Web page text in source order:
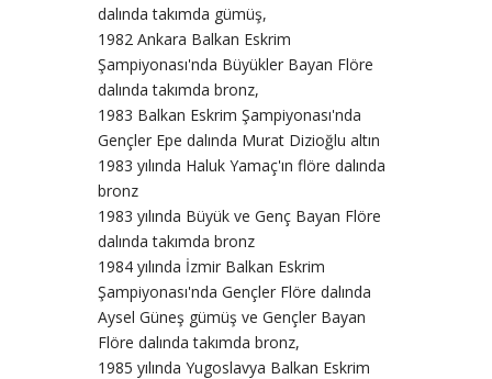
dalında takımda gümüş,
1982 Ankara Balkan Eskrim
Şampiyonası'nda Büyükler Bayan Flöre
dalında takımda bronz,
1983 Balkan Eskrim Şampiyonası'nda
Gençler Epe dalında Murat Dizioğlu altın
1983 yılında Haluk Yamaç'ın flöre dalında
bronz
1983 yılında Büyük ve Genç Bayan Flöre
dalında takımda bronz
1984 yılında İzmir Balkan Eskrim
Şampiyonası'nda Gençler Flöre dalında
Aysel Güneş gümüş ve Gençler Bayan
Flöre dalında takımda bronz,
1985 yılında Yugoslavya Balkan Eskrim